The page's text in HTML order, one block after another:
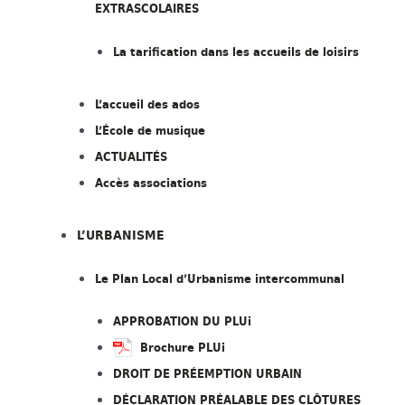
EXTRASCOLAIRES
La tarification dans les accueils de loisirs
L’accueil des ados
L’École de musique
ACTUALITÉS
Accès associations
L’URBANISME
Le Plan Local d’Urbanisme intercommunal
APPROBATION DU PLUi
Brochure PLUi
DROIT DE PRÉEMPTION URBAIN
DÉCLARATION PRÉALABLE DES CLÔTURES